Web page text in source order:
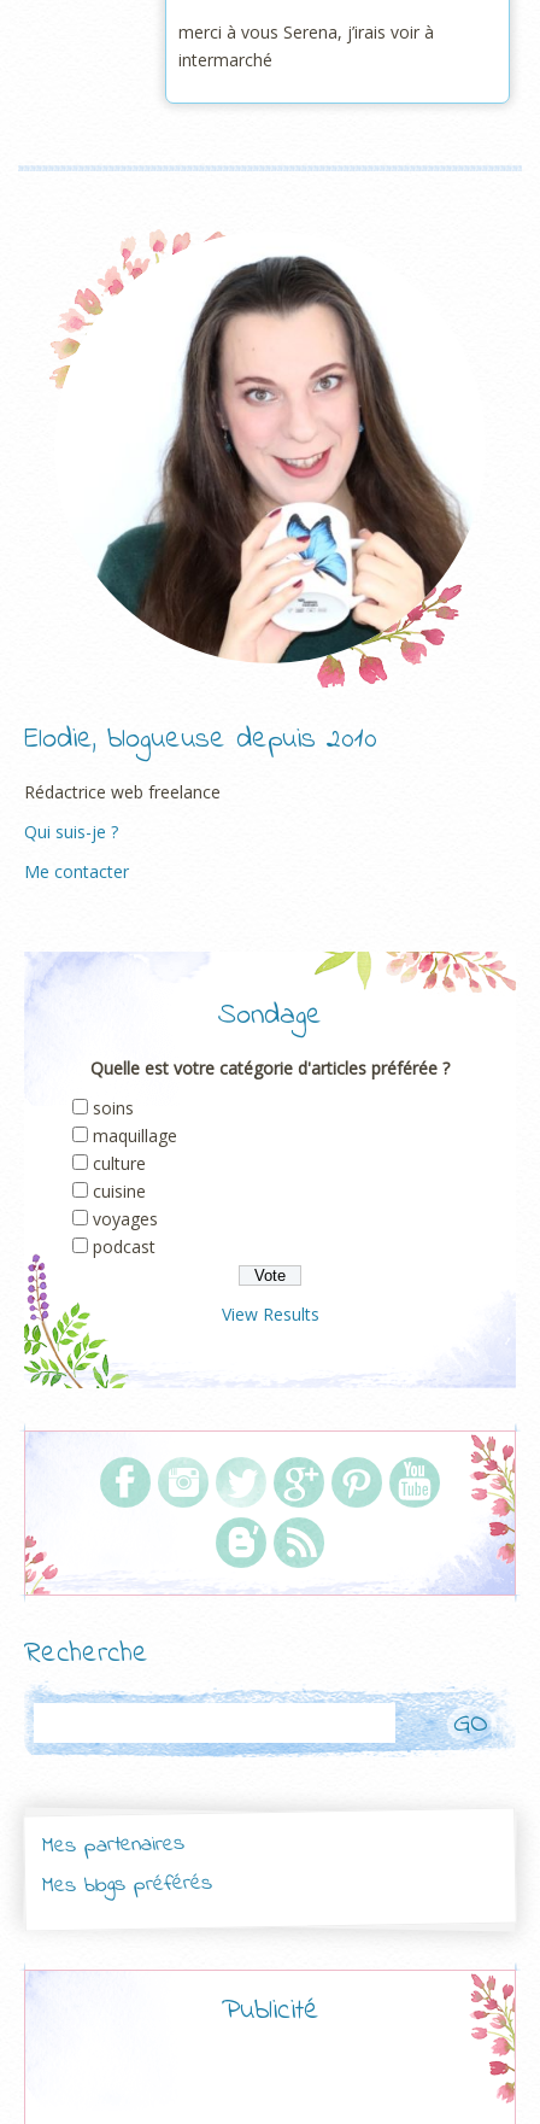
merci à vous Serena, j’irais voir à
intermarché
Elodie, blogueuse depuis 2010
Rédactrice web freelance
Qui suis-je ?
Me contacter
Sondage
Quelle est votre catégorie d'articles préférée ?
soins
maquillage
culture
cuisine
voyages
podcast
View Results
Recherche
Mes partenaires
Mes blogs préférés
Publicité